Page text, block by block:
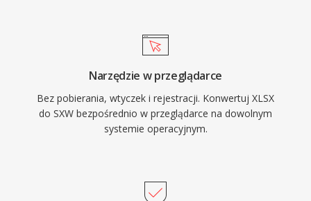
Narzędzie w przeglądarce
Bez pobierania, wtyczek i rejestracji. Konwertuj XLSX
do SXW bezpośrednio w przeglądarce na dowolnym
systemie operacyjnym.